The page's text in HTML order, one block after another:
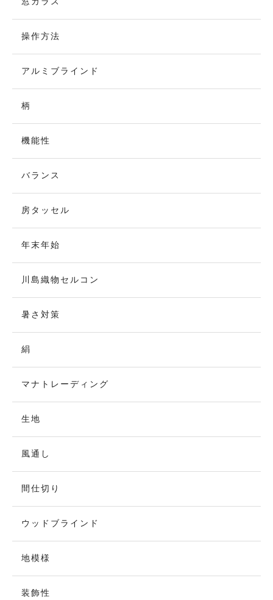
操作方法
アルミブラインド
柄
機能性
バランス
房タッセル
年末年始
川島織物セルコン
暑さ対策
絹
マナトレーディング
生地
風通し
間仕切り
ウッドブラインド
地模様
装飾性